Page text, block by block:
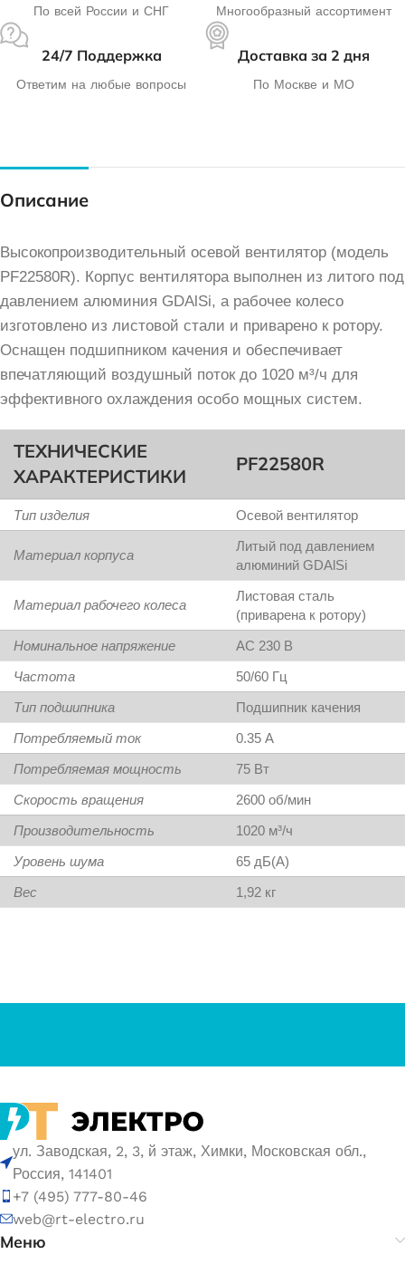
По всей России и СНГ Многообразный ассортимент
24/7 Поддержка
Ответим на любые вопросы
Доставка за 2 дня
По Москве и МО
Описание
Высокопроизводительный осевой вентилятор (модель
PF22580R). Корпус вентилятора выполнен из литого под
давлением алюминия GDAlSi, а рабочее колесо
изготовлено из листовой стали и приварено к ротору.
Оснащен подшипником качения и обеспечивает
впечатляющий воздушный поток до 1020 м³/ч для
эффективного охлаждения особо мощных систем.
ТЕХНИЧЕСКИЕ
ХАРАКТЕРИСТИКИ
PF22580R
Тип изделия Осевой вентилятор
Материал корпуса
Литый под давлением
алюминий GDAlSi
Материал рабочего колеса
Листовая сталь
(приварена к ротору)
Номинальное напряжение
AC 230 В
Частота
50/60 Гц
Тип подшипника
Подшипник качения
Потребляемый ток
0.35 А
Потребляемая мощность
75 Вт
Скорость вращения
2600 об/мин
Производительность
1020 м³/ч
Уровень шума
65 дБ(А)
Вес
1,92 кг
ул. Заводская, 2, 3, й этаж, Химки, Московская обл.,
Россия, 141401
+7 (495) 777-80-46
web@rt-electro.ru
Меню